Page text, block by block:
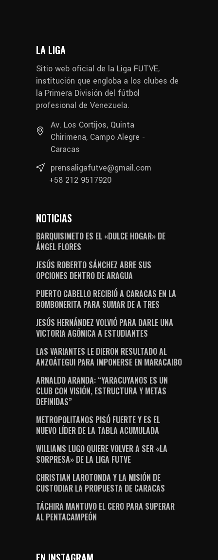
LA LIGA
Sitio web oficial de la Liga FUTVE,
institución que engloba a los clubes de
la Primera División del fútbol
profesional de Venezuela.
Av. Los Cortijos, Quinta
Chirimena, Campo Alegre -
Caracas
prensaligafutve@gmail.com
+58 212 9517920
NOTICIAS
BARQUISIMETO ES EL «DULCE HOGAR» DE
ÁNGEL FLORES
JESÚS ROBERTO SÁNCHEZ ABRE SUS
OPCIONES DENTRO DE ARAGUA
PUERTO CABELLO RECIBIÓ A CARACAS EN LA
BOMBONERITA PARA SUMAR DE A TRES
JESÚS HERNÁNDEZ VOLVIÓ PARA DARLE UNA
VICTORIA AGÓNICA A ESTUDIANTES
LAS VARIANTES LE DIERON RESULTADO AL
ANZOÁTEGUI PARA IMPONERSE EN MARACAIBO
ARNALDO ARANDA: “YARACUYANOS ES UN
CLUB CON VISIÓN, ESTRUCTURA Y METAS
DEFINIDAS”
METROPOLITANOS PISÓ FUERTE Y ES EL
NUEVO LÍDER DE LA TABLA ACUMULADA
WILLIAMS LUGO QUIERE VOLVER A SER «LA
SORPRESA» DE LA LIGA FUTVE
CHRISTIAN LAROTONDA Y LA MISIÓN DE
CUSTODIAR LA PROPUESTA DE CARACAS
TÁCHIRA MANTUVO EL CERO PARA SUPERAR
AL PENTACAMPEÓN